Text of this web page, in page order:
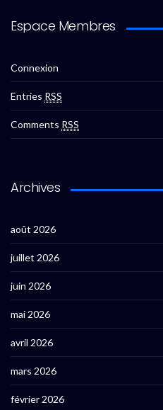
Espace Membres
Connexion
Entries RSS
Comments RSS
Archives
août 2026
juillet 2026
juin 2026
mai 2026
avril 2026
mars 2026
février 2026